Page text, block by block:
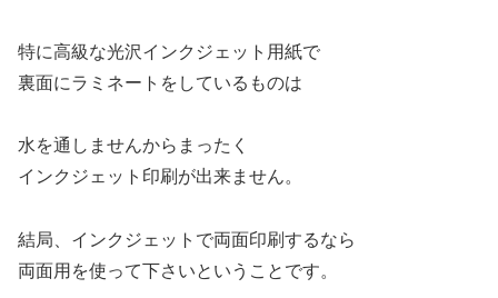
特に高級な光沢インクジェット用紙で
裏面にラミネートをしているものは
水を通しませんからまったく
インクジェット印刷が出来ません。
結局、インクジェットで両面印刷するなら
両面用を使って下さいということです。